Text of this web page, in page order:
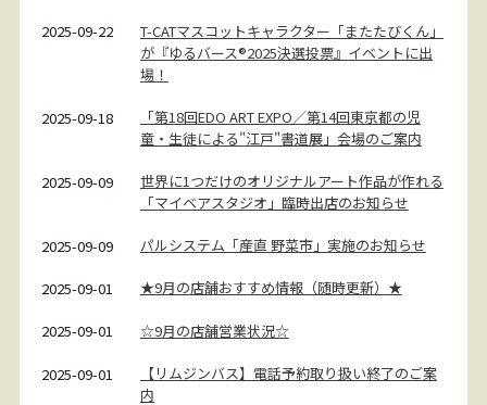
2025-09-22
T-CATマスコットキャラクター「またたびくん」
が『ゆるバース®2025決選投票』イベントに出
場！
2025-09-18
「第18回EDO ART EXPO／第14回東京都の児
童・生徒による"江戸"書道展」会場のご案内
2025-09-09
世界に1つだけのオリジナルアート作品が作れる
「マイベアスタジオ」臨時出店のお知らせ
2025-09-09 パルシステム「産直 野菜市」実施のお知らせ
2025-09-01 ★9月の店舗おすすめ情報（随時更新）★
2025-09-01 ☆9月の店舗営業状況☆
2025-09-01
【リムジンバス】電話予約取り扱い終了のご案
内